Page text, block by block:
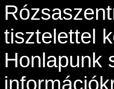
tisztelettel
Honlapunk